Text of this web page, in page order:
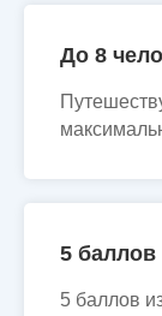
До 8
5 баллов
5 баллов